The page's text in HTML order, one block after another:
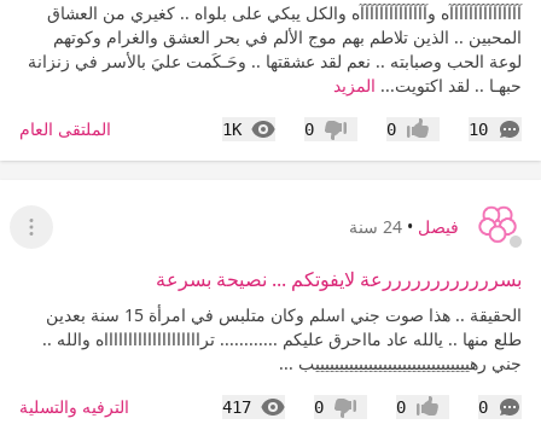
آآآآآآآآآآآآآآآه وآآآآآآآآآآآآآآه والكل يبكي على بلواه .. كغيري من العشاق
المحبين .. الذين تلاطم بهم موج الألم في بحر العشق والغرام وكوتهم
لوعة الحب وصبابته .. نعم لقد عشقتها .. وحَـكَمت عليَ بالأسر في زنزانة
حبهـا .. لقد اكتويت... المزيد
10
التعليقات إعجاب0 عدم إعجاب
0
1K
المشاهدات الملتقى العام
فيصل • 24 سنة
عرض
بسررررررررررررعة لايفوتكم ... نصيحة بسرعة
الحقيقة .. هذا صوت جني اسلم وكان متلبس في امرأة 15 سنة بعدين
طلع منها .. يالله عاد مااحرق عليكم ............ ترااااااااااااااااااااه والله ..
جني رهييييييييييييييييييييييييييييييييب ...
0
التعليقات إعجاب0 عدم إعجاب
0
417
المشاهدات الترفيه والتسلية